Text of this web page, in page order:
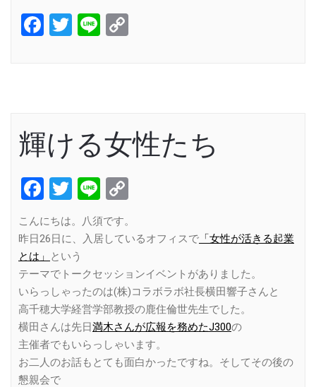
Facebook
Twitter
Line
輝ける女性たち
Facebook
Twitter
Line
こんにちは。八須です。
昨日26日に、入居しているオフィスで 「女性が活きる起業
とは」
という
テーマでトークセッションイベントがありました。
いらっしゃったのは(株)コラボラボ社長横田響子さんと
高千穂大学経営学部教授の鹿住倫世先生でした。
横田さんは先日満木さんが広報を務めたJ300の
主催者でもいらっしゃいます。
お二人のお話もとても面白かったですね。そしてその後の
懇親会で